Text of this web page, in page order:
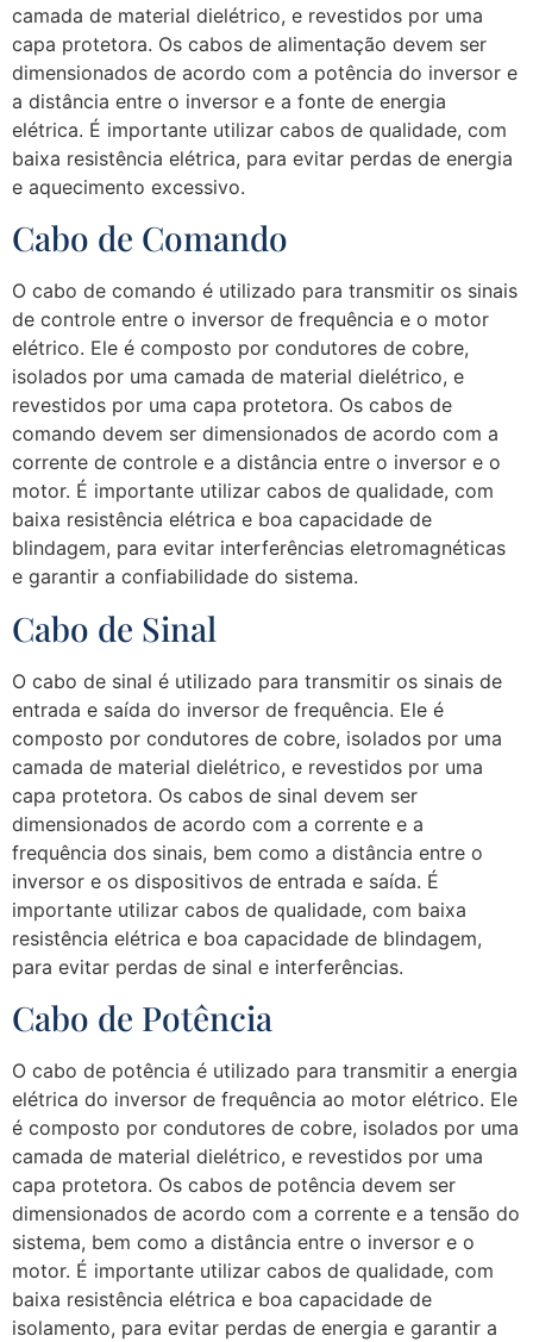
camada de material dielétrico, e revestidos por uma
capa protetora. Os cabos de alimentação devem ser
dimensionados de acordo com a potência do inversor e
a distância entre o inversor e a fonte de energia
elétrica. É importante utilizar cabos de qualidade, com
baixa resistência elétrica, para evitar perdas de energia
e aquecimento excessivo.
Cabo de Comando
O cabo de comando é utilizado para transmitir os sinais
de controle entre o inversor de frequência e o motor
elétrico. Ele é composto por condutores de cobre,
isolados por uma camada de material dielétrico, e
revestidos por uma capa protetora. Os cabos de
comando devem ser dimensionados de acordo com a
corrente de controle e a distância entre o inversor e o
motor. É importante utilizar cabos de qualidade, com
baixa resistência elétrica e boa capacidade de
blindagem, para evitar interferências eletromagnéticas
e garantir a confiabilidade do sistema.
Cabo de Sinal
O cabo de sinal é utilizado para transmitir os sinais de
entrada e saída do inversor de frequência. Ele é
composto por condutores de cobre, isolados por uma
camada de material dielétrico, e revestidos por uma
capa protetora. Os cabos de sinal devem ser
dimensionados de acordo com a corrente e a
frequência dos sinais, bem como a distância entre o
inversor e os dispositivos de entrada e saída. É
importante utilizar cabos de qualidade, com baixa
resistência elétrica e boa capacidade de blindagem,
para evitar perdas de sinal e interferências.
Cabo de Potência
O cabo de potência é utilizado para transmitir a energia
elétrica do inversor de frequência ao motor elétrico. Ele
é composto por condutores de cobre, isolados por uma
camada de material dielétrico, e revestidos por uma
capa protetora. Os cabos de potência devem ser
dimensionados de acordo com a corrente e a tensão do
sistema, bem como a distância entre o inversor e o
motor. É importante utilizar cabos de qualidade, com
baixa resistência elétrica e boa capacidade de
isolamento, para evitar perdas de energia e garantir a